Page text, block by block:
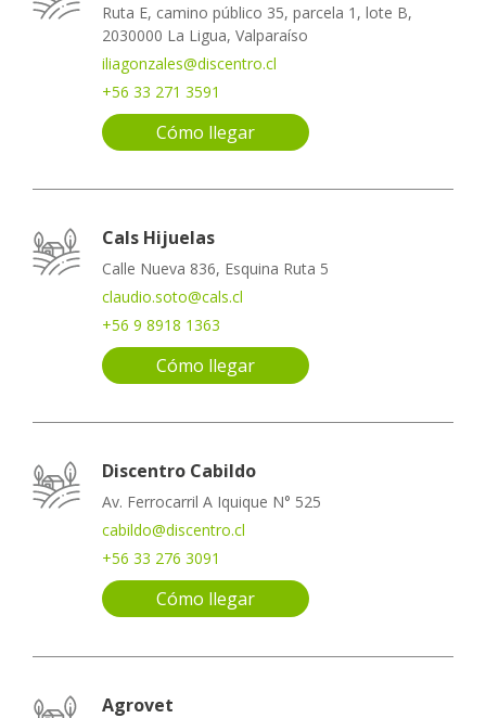
Ruta E, camino público 35, parcela 1, lote B,
2030000 La Ligua, Valparaíso
iliagonzales@discentro.cl
+56 33 271 3591
Cómo llegar
Cals Hijuelas
Calle Nueva 836, Esquina Ruta 5
claudio.soto@cals.cl
+56 9 8918 1363
Cómo llegar
Discentro Cabildo
Av. Ferrocarril A Iquique N° 525
cabildo@discentro.cl
+56 33 276 3091
Cómo llegar
Agrovet